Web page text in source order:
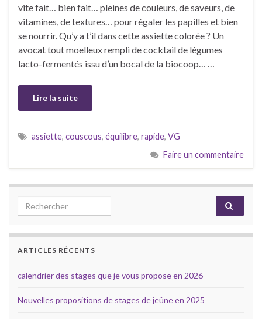
vite fait… bien fait… pleines de couleurs, de saveurs, de
vitamines, de textures… pour régaler les papilles et bien
se nourrir. Qu’y a t’il dans cette assiette colorée ? Un
avocat tout moelleux rempli de cocktail de légumes
lacto-fermentés issu d’un bocal de la biocoop… …
Lire la suite
assiette, couscous, équilibre, rapide, VG
Faire un commentaire
Search for:
ARTICLES RÉCENTS
calendrier des stages que je vous propose en 2026
Nouvelles propositions de stages de jeûne en 2025